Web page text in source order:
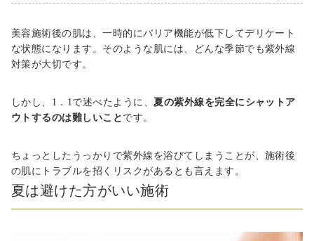
美容施術後の肌は、一時的にバリア機能が低下してデリケート
な状態になります。そのような肌には、どんな季節でも紫外線
対策が大切です。
しかし、 1 ． 1 で述べたように、夏の紫外線を完全にシャットア
ウトするのは難しいこと です。
ちょっとしたうっかりで紫外線を浴びてしまうことが、施術後
の肌にトラブルを招くリスクがあるとも言えます。
夏は避けた方がいい施術